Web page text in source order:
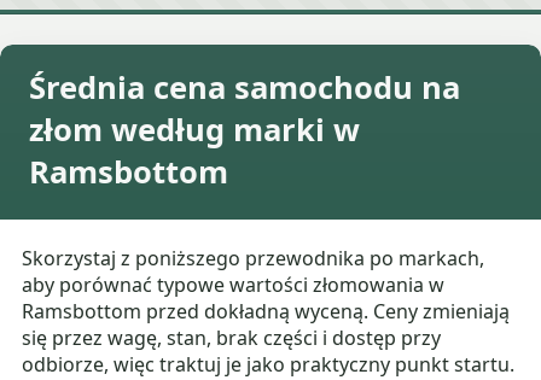
Średnia cena samochodu na
złom według marki w
Ramsbottom
Skorzystaj z poniższego przewodnika po markach,
aby porównać typowe wartości złomowania w
Ramsbottom przed dokładną wyceną. Ceny zmieniają
się przez wagę, stan, brak części i dostęp przy
odbiorze, więc traktuj je jako praktyczny punkt startu.